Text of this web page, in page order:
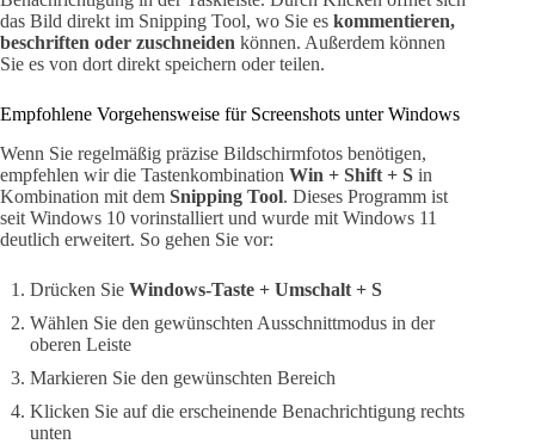
das Bild direkt im Snipping Tool, wo Sie es kommentieren,
beschriften oder zuschneiden können. Außerdem können
Sie es von dort direkt speichern oder teilen.
Empfohlene Vorgehensweise für Screenshots unter Windows
Wenn Sie regelmäßig präzise Bildschirmfotos benötigen,
empfehlen wir die Tastenkombination Win + Shift + S in
Kombination mit dem Snipping Tool. Dieses Programm ist
seit Windows 10 vorinstalliert und wurde mit Windows 11
deutlich erweitert. So gehen Sie vor:
Drücken Sie Windows-Taste + Umschalt + S
Wählen Sie den gewünschten Ausschnittmodus in der
oberen Leiste
Markieren Sie den gewünschten Bereich
Klicken Sie auf die erscheinende Benachrichtigung rechts
unten